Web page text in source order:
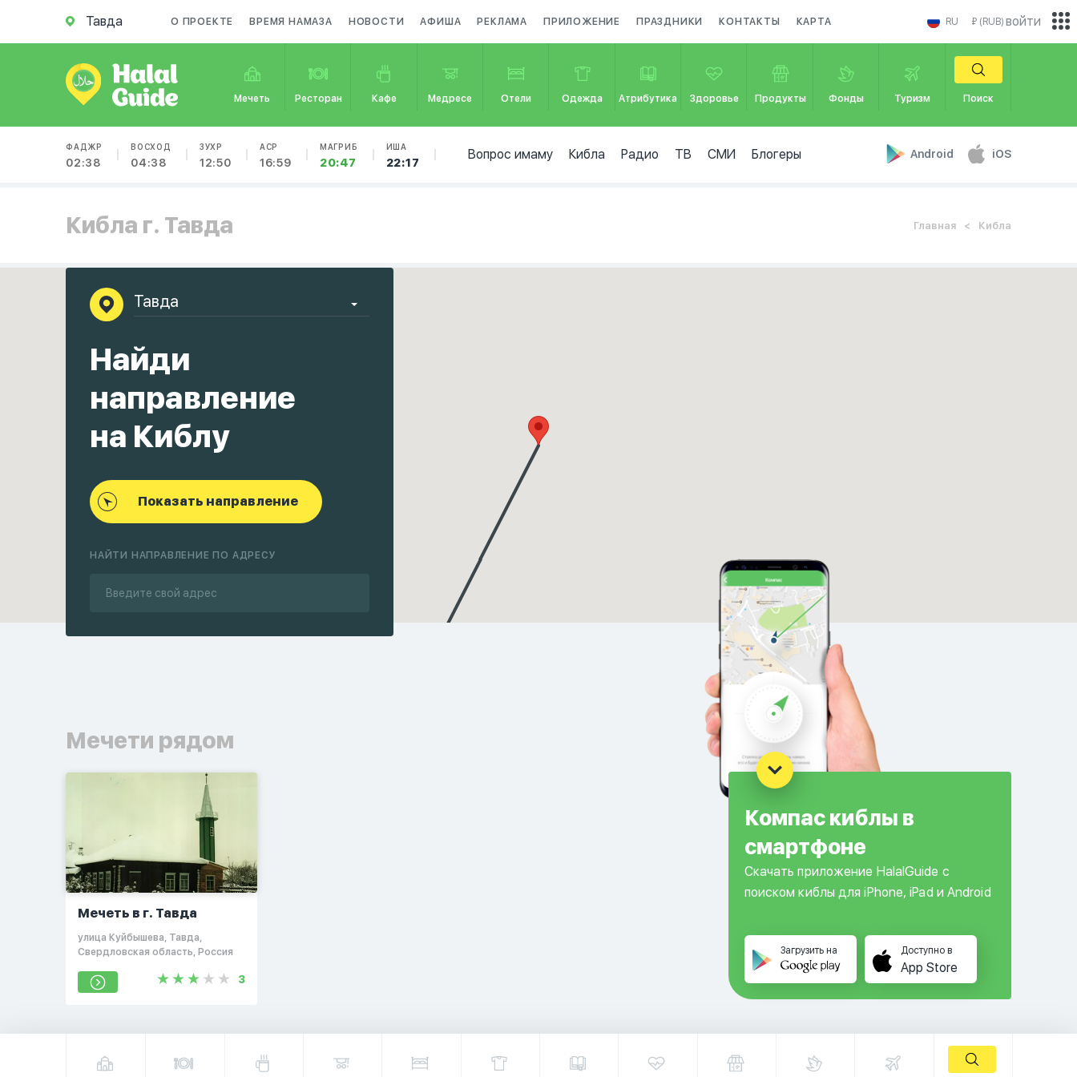
Тавда О ПРОЕКТЕ ВРЕМЯ НАМАЗА НОВОСТИ АФИША РЕКЛАМА ПРИЛОЖЕНИЕ ПРАЗДНИКИ КОНТАКТЫ КАРТА RU ₽ (RUB)
Мечеть Ресторан Кафе Медресе Отели Одежда Атрибутика Здоровье Продукты Фонды Туризм Поиск
ФАДЖР
02:38
ВОСХОД
04:38
ЗУХР
12:50
АСР
16:59
МАГРИБ
20:47
ИША
22:17
Вопрос имаму Кибла Радио ТВ СМИ Блогеры Android iOS
войти
Кибла г. Тавда Главная Кибла
Найди
направление
на Киблу
Показать направление
НАЙТИ НАПРАВЛЕНИЕ ПО АДРЕСУ
Компас киблы в
смартфоне
Скачать приложение HalalGuide с
поиском киблы для iPhone, iPad и Android
Загрузить на Доступно в
App Store
Мечети рядом
Мечеть в г. Тавда
улица Куйбышева, Тавда,
Свердловская область, Россия
3